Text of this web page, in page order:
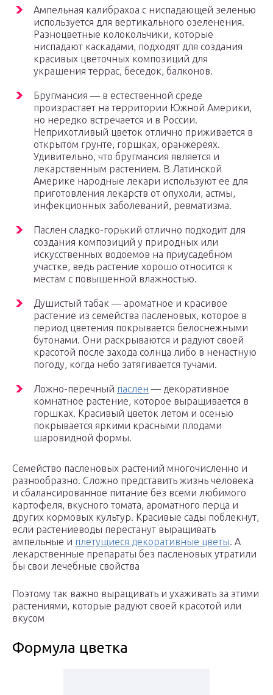
Ампельная калибрахоа с ниспадающей зеленью
используется для вертикального озеленения.
Разноцветные колокольчики, которые
ниспадают каскадами, подходят для создания
красивых цветочных композиций для
украшения террас, беседок, балконов.
Бругмансия — в естественной среде
произрастает на территории Южной Америки,
но нередко встречается и в России.
Неприхотливый цветок отлично приживается в
открытом грунте, горшках, оранжереях.
Удивительно, что бругмансия является и
лекарственным растением. В Латинской
Америке народные лекари используют ее для
приготовления лекарств от опухоли, астмы,
инфекционных заболеваний, ревматизма.
Паслен сладко-горький отлично подходит для
создания композиций у природных или
искусственных водоемов на приусадебном
участке, ведь растение хорошо относится к
местам с повышенной влажностью.
Душистый табак — ароматное и красивое
растение из семейства пасленовых, которое в
период цветения покрывается белоснежными
бутонами. Они раскрываются и радуют своей
красотой после захода солнца либо в ненастную
погоду, когда небо затягивается тучами.
Ложно-перечный паслен — декоративное
комнатное растение, которое выращивается в
горшках. Красивый цветок летом и осенью
покрывается яркими красными плодами
шаровидной формы.
Семейство пасленовых растений многочисленно и
разнообразно. Сложно представить жизнь человека
и сбалансированное питание без всеми любимого
картофеля, вкусного томата, ароматного перца и
других кормовых культур. Красивые сады поблекнут,
если растениеводы перестанут выращивать
ампельные и плетущиеся декоративные цветы. А
лекарственные препараты без пасленовых утратили
бы свои лечебные свойства
Поэтому так важно выращивать и ухаживать за этими
растениями, которые радуют своей красотой или
вкусом
Формула цветка